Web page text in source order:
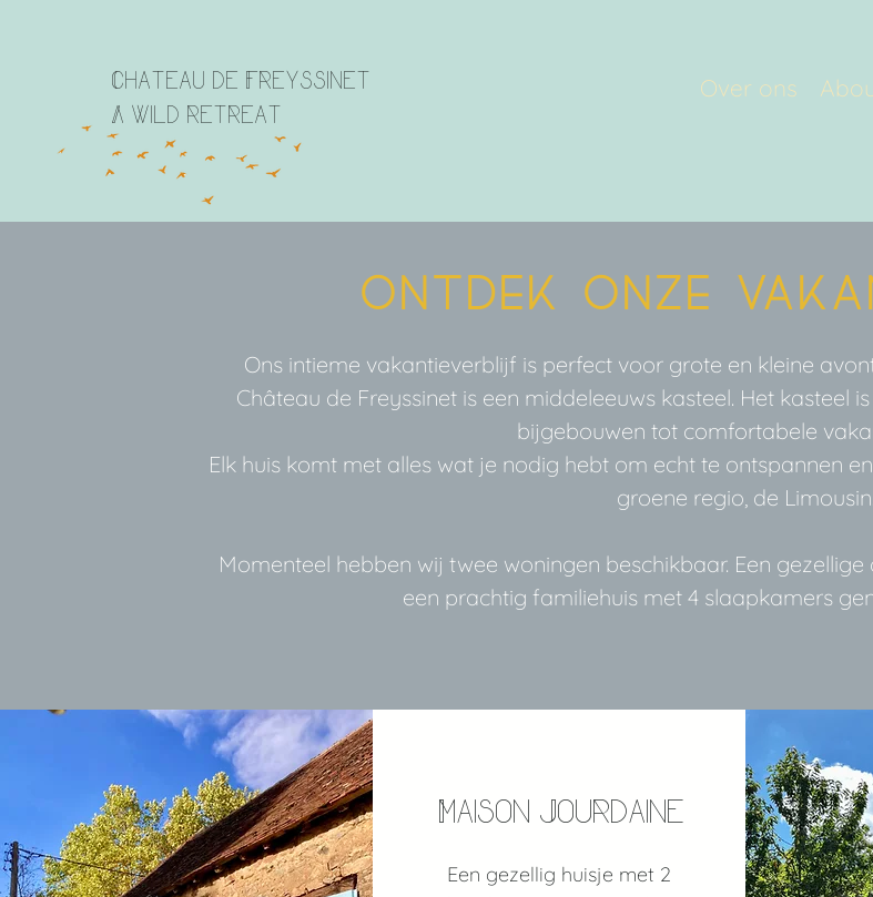
Chateau de Freyssinet
A wild retreat
Over ons
Ontdek onze
Ons intieme vakantieverblijf is perfect voor grote en kleine
Château de Freyssinet is een middeleeuws kasteel. Het kasteel
bijgebouwen tot comfortabele
Elk huis komt met alles wat je nodig hebt om echt te ontspannen
groene regio, de Limousin.
Momenteel hebben wij twee woningen beschikbaar. Een
een prachtig familiehuis met 4 slaapkamers
Maison Jourdaine
Een gezellig huisje met 2